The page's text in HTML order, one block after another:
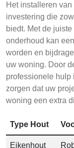
Het installeren
investering die
biedt. Met de
onderhoud kan
worden en
uw woning. Door
professionele hulp
zorgen dat uw
woning een extra
Type Hout
Eikenhout